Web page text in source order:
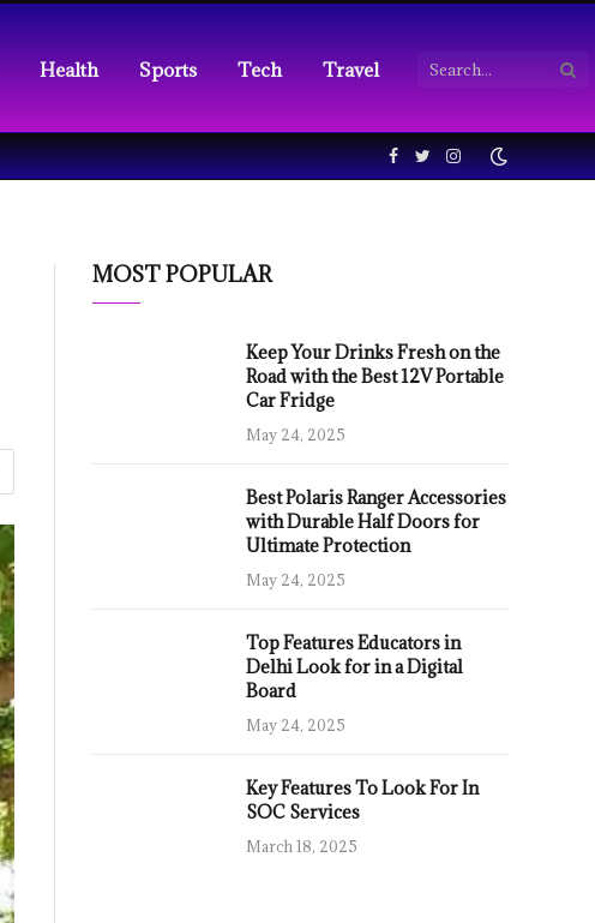
Health Sports Tech Travel
Facebook
TwitterInstagram
MOST POPULAR
Keep Your Drinks Fresh on the
Road with the Best 12V Portable
Car Fridge
May 24, 2025
Best Polaris Ranger Accessories
with Durable Half Doors for
Ultimate Protection
May 24, 2025
Top Features Educators in
Delhi Look for in a Digital
Board
May 24, 2025
Key Features To Look For In
SOC Services
March 18, 2025